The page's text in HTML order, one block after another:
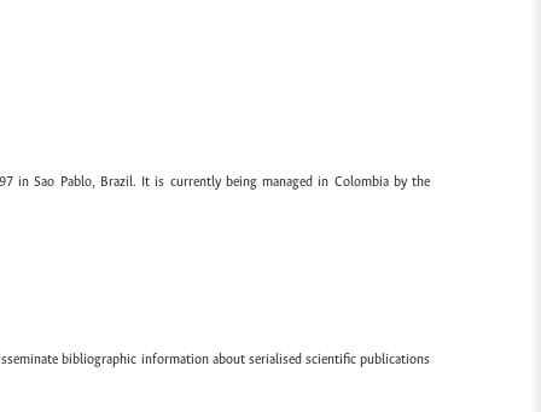
in Sao Pablo, Brazil. It is currently being managed in Colombia by the
bibliographic information about serialised scientific publications